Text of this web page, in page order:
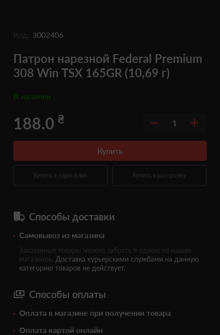
Код: 3002406
Патрон нарезной Federal Premium
308 Win TSX 165GR (10,69 г)
В наличии
188.0 ₴ 1
Купить
Купить в один клик Купить в рассрочку
Способы доставки
Самовывоз из магазина
Заказанные товары можно забрать в одном из наших
магазинов. Доставка курьерскими службами на данную
категорию товаров не действует.
Способы оплаты
Оплата в магазине при получении товара
Оплата картой онлайн